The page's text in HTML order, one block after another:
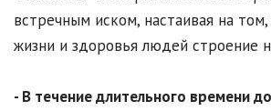
встречным иском, настаивая на
жизни и здоровья людей строение
- В течение длительного времени